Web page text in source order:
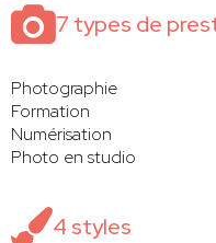
7 types de
Photographie
Formation
Numérisation
Photo en studio
4 styles